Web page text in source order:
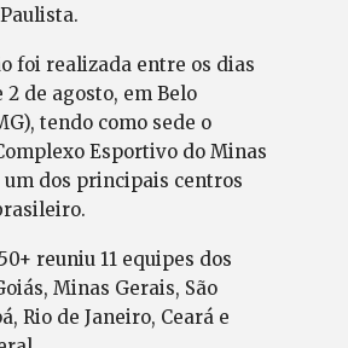
foi realizada entre os dias
2 de agosto, em Belo
tendo como sede o
Esportivo do Minas
um dos principais centros
reuniu 11 equipes dos
Minas Gerais, São
Rio de Janeiro, Ceará e